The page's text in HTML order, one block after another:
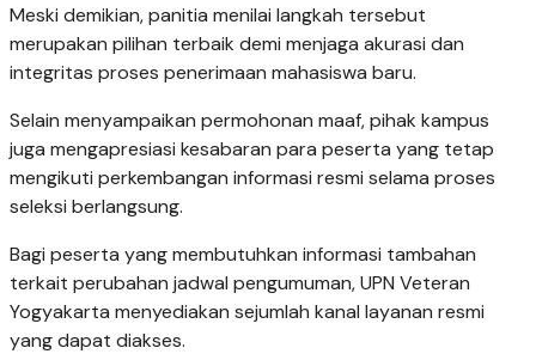
Meski demikian, panitia menilai langkah tersebut
merupakan pilihan terbaik demi menjaga akurasi dan
integritas proses penerimaan mahasiswa baru.
Selain menyampaikan permohonan maaf, pihak kampus
juga mengapresiasi kesabaran para peserta yang tetap
mengikuti perkembangan informasi resmi selama proses
seleksi berlangsung.
Bagi peserta yang membutuhkan informasi tambahan
terkait perubahan jadwal pengumuman, UPN Veteran
Yogyakarta menyediakan sejumlah kanal layanan resmi
yang dapat diakses.